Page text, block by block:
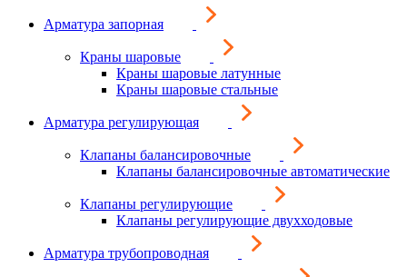
Арматура запорная
Краны шаровые
Краны шаровые латунные
Краны шаровые стальные
Арматура регулирующая
Клапаны балансировочные
Клапаны балансировочные автоматические
Клапаны регулирующие
Клапаны регулирующие двухходовые
Арматура трубопроводная